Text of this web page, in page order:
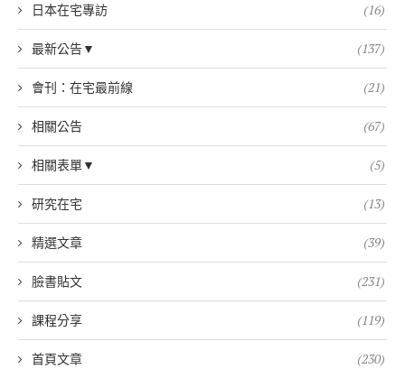
日本在宅專訪 (16)
最新公告▼ (137)
會刊：在宅最前線 (21)
相關公告 (67)
相關表單▼ (5)
研究在宅 (13)
精選文章 (39)
臉書貼文 (231)
課程分享 (119)
首頁文章 (230)